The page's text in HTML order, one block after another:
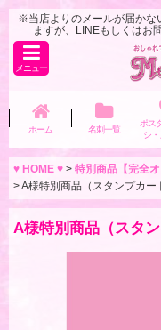
※当店よりのメールが届かな
ますが、LINEもしくはお
メニュー
ホーム 名刺一覧
ポス
シ
♥ HOME ♥ > 特別商品【完全オ
>A様特別商品（スタンプカー
A様特別商品（スタ